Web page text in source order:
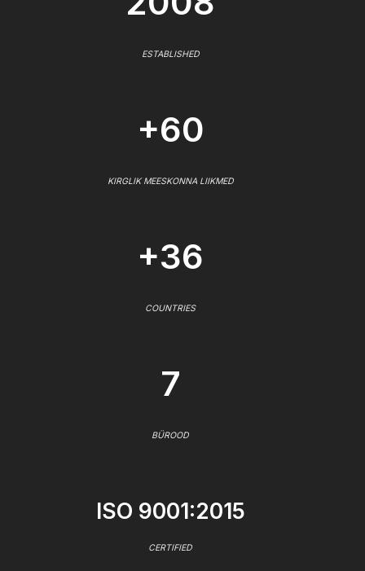
ESTABLISHED
+60
KIRGLIK MEESKONNA LIIKMED
+36
COUNTRIES
7
BÜROOD
ISO 9001:2015
CERTIFIED